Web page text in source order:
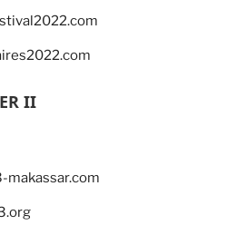
II
makassar.com